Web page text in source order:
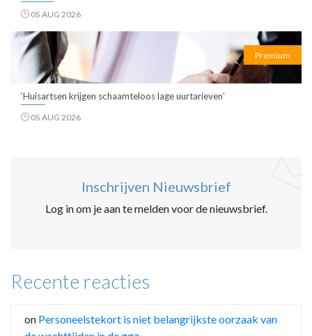
05 AUG 2026
Premium
‘Huisartsen krijgen schaamteloos lage uurtarieven’
05 AUG 2026
Inschrijven Nieuwsbrief
Log in om je aan te melden voor de nieuwsbrief.
Recente reacties
on Personeelstekort is niet belangrijkste oorzaak van